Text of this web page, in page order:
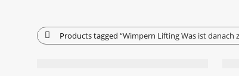
Products tagged “Wimpern Lifting Was ist danach